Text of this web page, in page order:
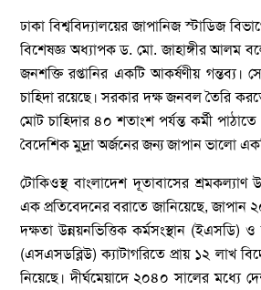
ঢাকা বিশ্ববিদ্যালয়ের জাপানিজ স্টাডিজ
বিশেষজ্ঞ অধ্যাপক ড. মো. জাহাঙ্গীর আলম
জনশক্তি রপ্তানির একটি আকর্ষণীয় গন্তব্য।
চাহিদা রয়েছে। সরকার দক্ষ জনবল তৈরি
মোট চাহিদার ৪০ শতাংশ পর্যন্ত কর্মী
বৈদেশিক মুদ্রা অর্জনের জন্য জাপান ভালো
টোকিওস্থ বাংলাদেশ দূতাবাসের শ্রমকল্যাণ
এক প্রতিবেদনের বরাতে জানিয়েছে, জাপান
দক্ষতা উন্নয়নভিত্তিক কর্মসংস্থান (ইএসডি) ও
(এসএসডব্লিউ) ক্যাটাগরিতে প্রায় ১২ লাখ
নিয়েছে। দীর্ঘমেয়াদে ২০৪০ সালের মধ্যে